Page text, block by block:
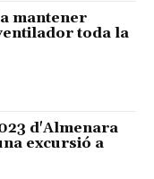
mantener
toda la
d'Almenara
excursió a